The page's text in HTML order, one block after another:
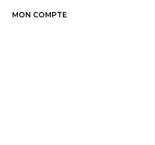
MON COMPTE